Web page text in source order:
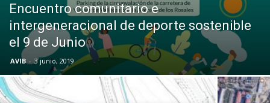
Encuentro comunitario e
intergeneracional de deporte sostenible
el 9 de Junio
AVIB - 3 junio, 2019